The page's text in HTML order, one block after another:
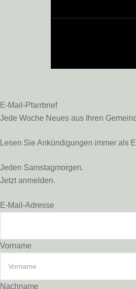
E-Mail-Pfarrbrief
Jede Woche Neues aus Ihren
Lesen Sie Ankündigungen immer als
Jeden Samstagmorgen.
Jetzt anmelden.
E-Mail-Adresse
Vorname
Nachname